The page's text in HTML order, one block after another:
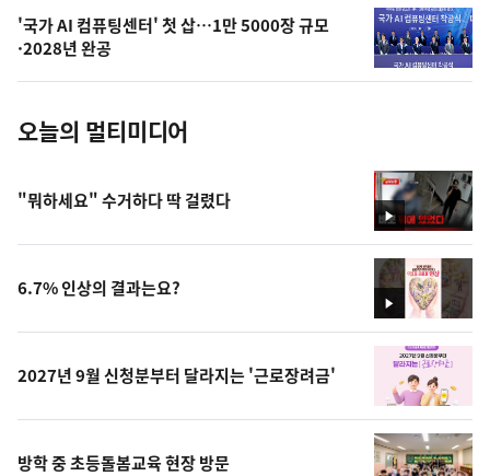
의
사
진
'국가 AI 컴퓨팅센터' 첫 삽…1만 5000장 규모
·2028년 완공
오늘의 멀티미디어
영
상
"뭐하세요" 수거하다 딱 걸렸다
영
상
6.7% 인상의 결과는요?
2027년 9월 신청분부터 달라지는 '근로장려금'
방학 중 초등돌봄교육 현장 방문